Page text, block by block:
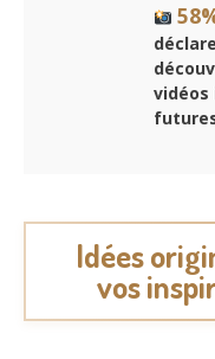
vidéos
Idées
vos